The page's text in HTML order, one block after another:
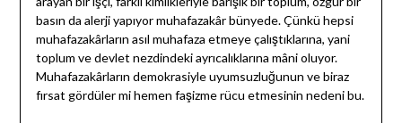
basın da alerji yapıyor muhafazakâr bünyede. Çünkü hepsi
muhafazakârların asıl muhafaza etmeye çalıştıklarına, yani
toplum ve devlet nezdindeki ayrıcalıklarına mâni oluyor.
Muhafazakârların demokrasiyle uyumsuzluğunun ve biraz
fırsat gördüler mi hemen faşizme rücu etmesinin nedeni bu.